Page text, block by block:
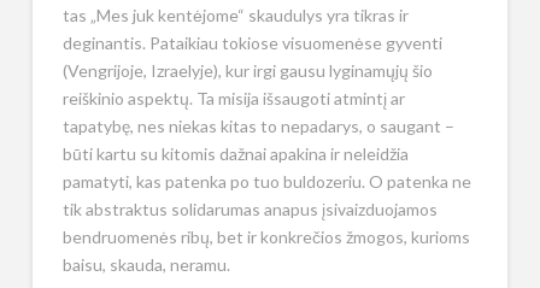
tas „Mes juk kentėjome“ skaudulys yra tikras ir
deginantis. Pataikiau tokiose visuomenėse gyventi
(Vengrijoje, Izraelyje), kur irgi gausu lyginamųjų šio
reiškinio aspektų. Ta misija išsaugoti atmintį ar
tapatybę, nes niekas kitas to nepadarys, o saugant –
būti kartu su kitomis dažnai apakina ir neleidžia
pamatyti, kas patenka po tuo buldozeriu. O patenka ne
tik abstraktus solidarumas anapus įsivaizduojamos
bendruomenės ribų, bet ir konkrečios žmogos, kurioms
baisu, skauda, neramu.